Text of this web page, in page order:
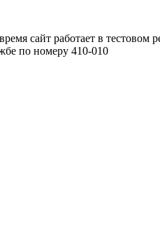
сайт работает в тестовом
по номеру 410-010